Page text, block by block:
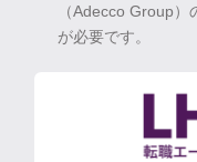
（Adecco Group
が必要です。